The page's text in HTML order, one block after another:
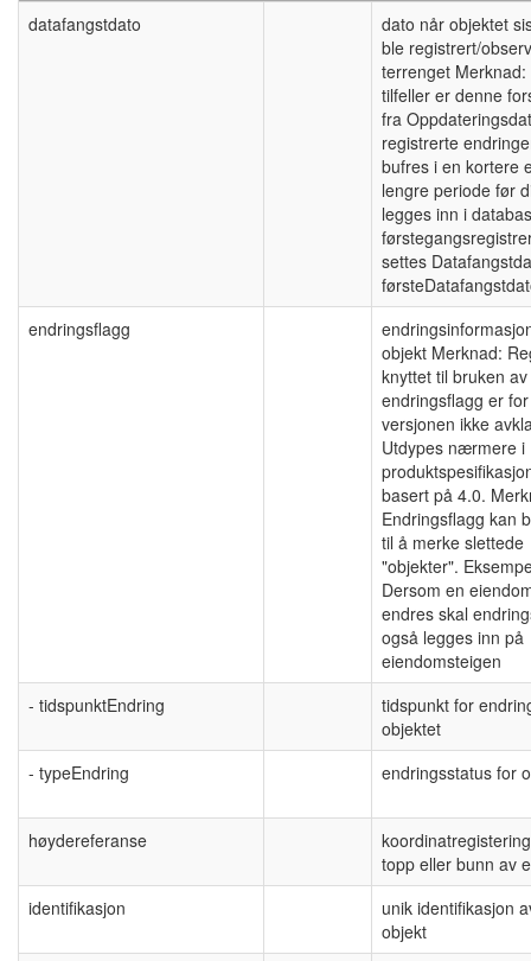
datafangstdato
dato når objektet
ble registrert/
terrenget
tilfeller er denne
fra
registrerte
bufres i en kortere
lengre periode før
legges inn i
settes
endringsflagg
objekt Merknad:
knyttet til bruken av
endringsflagg er
versjonen ikke
Utdypes nærmere i
basert på 4.0.
Endringsflagg kan
til å merke slettede
"objekter".
Dersom en
endres skal
også legges inn på
eiendomsteigen
- tidspunktEndring
tidspunkt for
objektet
- typeEndring
endringsstatus for
høydereferanse
topp eller bunn av
identifikasjon
unik identifikasjon
objekt